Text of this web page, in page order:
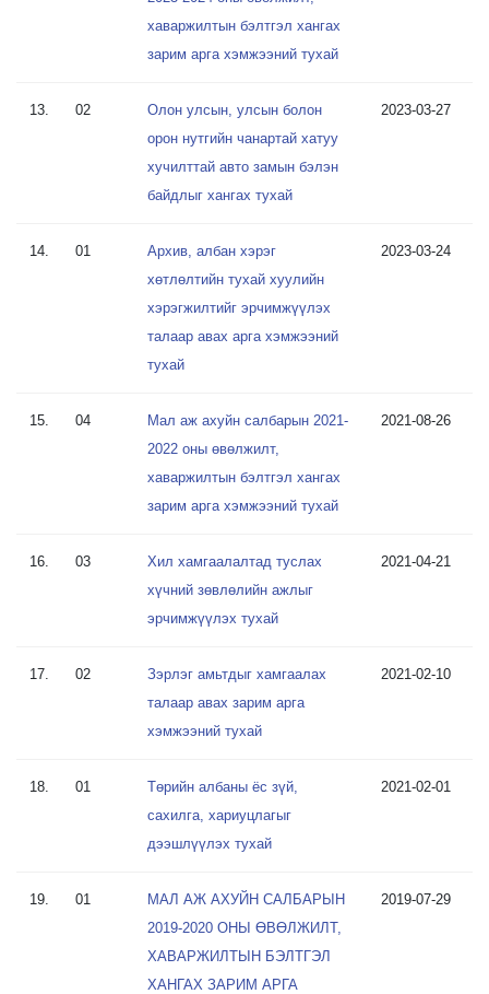
хаваржилтын бэлтгэл хангах
зарим арга хэмжээний тухай
13. 02
Олон улсын, улсын болон
орон нутгийн чанартай хатуу
хучилттай авто замын бэлэн
байдлыг хангах тухай
2023-03-27
14. 01
Архив, албан хэрэг
хөтлөлтийн тухай хуулийн
хэрэгжилтийг эрчимжүүлэх
талаар авах арга хэмжээний
тухай
2023-03-24
15. 04
Мал аж ахуйн салбарын 2021-
2022 оны өвөлжилт,
хаваржилтын бэлтгэл хангах
зарим арга хэмжээний тухай
2021-08-26
16. 03
Хил хамгаалалтад туслах
хүчний зөвлөлийн ажлыг
эрчимжүүлэх тухай
2021-04-21
17. 02
Зэрлэг амьтдыг хамгаалах
талаар авах зарим арга
хэмжээний тухай
2021-02-10
18. 01
Төрийн албаны ёс зүй,
сахилга, хариуцлагыг
дээшлүүлэх тухай
2021-02-01
19. 01
МАЛ АЖ АХУЙН САЛБАРЫН
2019-2020 ОНЫ ӨВӨЛЖИЛТ,
ХАВАРЖИЛТЫН БЭЛТГЭЛ
ХАНГАХ ЗАРИМ АРГА
2019-07-29